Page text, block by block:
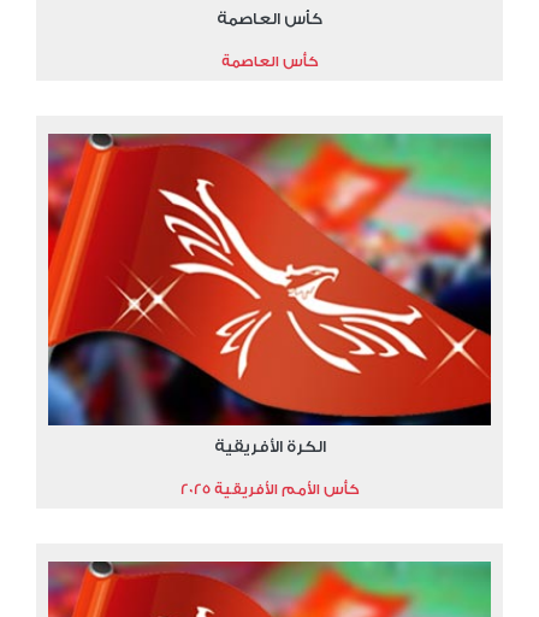
كأس العاصمة
كأس العاصمة
الكرة الأفريقية
كأس الأمم الأفريقية 2025